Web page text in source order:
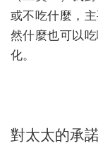
或不吃什麼，
然什麼也可以
化。
對太太的承